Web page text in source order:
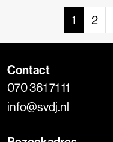
1 2
Contact
070 361 71 11
info@svdj.nl